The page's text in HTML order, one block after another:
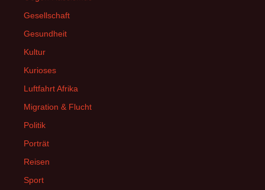
Gesellschaft
Gesundheit
Kultur
Kurioses
Luftfahrt Afrika
Migration & Flucht
Politik
Porträt
Reisen
Sport